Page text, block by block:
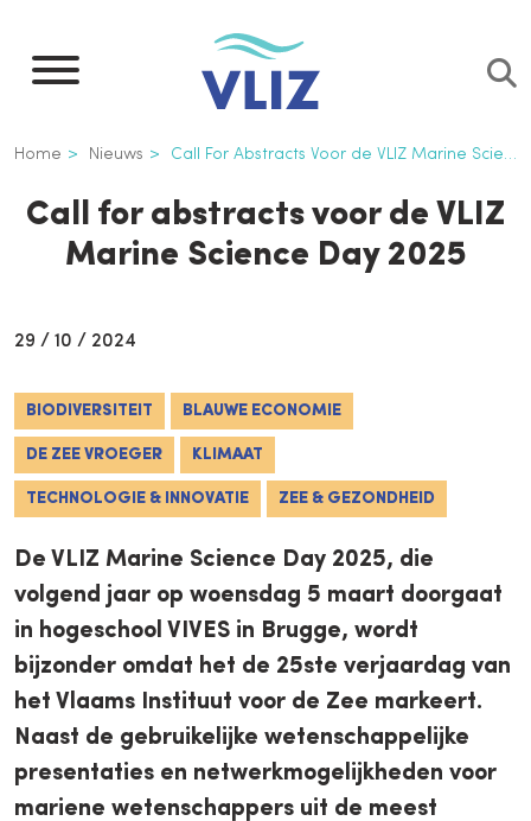
naar
inhoud
gaan
Kruimelpad
Home Nieuws Call For Abstracts Voor de VLIZ Marine Science Day 2025
Call for abstracts voor de VLIZ
Marine Science Day 2025
29 / 10 / 2024
BIODIVERSITEIT BLAUWE ECONOMIE
DE ZEE VROEGER KLIMAAT
TECHNOLOGIE & INNOVATIE ZEE & GEZONDHEID
De VLIZ Marine Science Day 2025, die
volgend jaar op woensdag 5 maart doorgaat
in hogeschool VIVES in Brugge, wordt
bijzonder omdat het de 25ste verjaardag van
het Vlaams Instituut voor de Zee markeert.
Naast de gebruikelijke wetenschappelijke
presentaties en netwerkmogelijkheden voor
mariene wetenschappers uit de meest